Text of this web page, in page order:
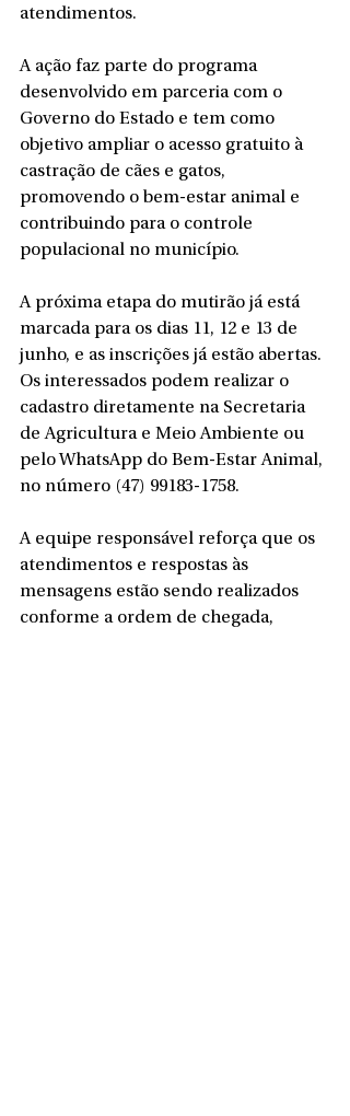
atendimentos.
A ação faz parte do programa
desenvolvido em parceria com o
Governo do Estado e tem como
objetivo ampliar o acesso gratuito à
castração de cães e gatos,
promovendo o bem-estar animal e
contribuindo para o controle
populacional no município.
A próxima etapa do mutirão já está
marcada para os dias 11, 12 e 13 de
junho, e as inscrições já estão abertas.
Os interessados podem realizar o
cadastro diretamente na Secretaria
de Agricultura e Meio Ambiente ou
pelo WhatsApp do Bem-Estar Animal,
no número (47) 99183-1758.
A equipe responsável reforça que os
atendimentos e respostas às
mensagens estão sendo realizados
conforme a ordem de chegada,